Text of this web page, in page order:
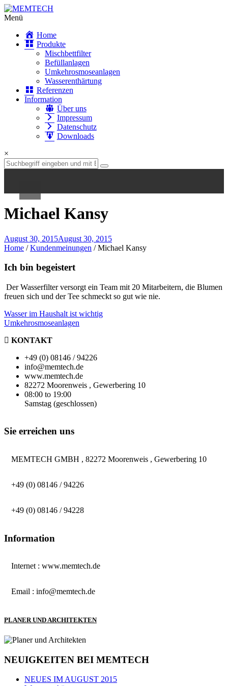
Menü
Home
Produkte
Mischbettfilter
Befüllanlagen
Umkehrosmoseanlagen
Wasserenthärtung
Referenzen
Information
Über uns
Impressum
Datenschutz
Downloads
×
Home
Produkte
Mischbettfilter
Befüllanlagen
Referenzen
Information
Über uns
Michael Kansy
August 30, 2015August 30, 2015
Home /Kundenmeinungen /Michael Kansy
Ich bin begeistert
Der Wasserfilter versorgt ein Team mit 20 Mitarbeitern, die Blumen
freuen sich und der Tee schmeckt so gut wie nie.
Beitragsnavigation
Wasser im Haushalt ist wichtig
Umkehrosmoseanlagen
KONTAKT
+49 (0) 08146 / 94226
info@memtech.de
www.memtech.de
82272 Moorenweis , Gewerbering 10
08:00 to 19:00
Samstag (geschlossen)
Sie erreichen uns
MEMTECH GMBH , 82272 Moorenweis , Gewerbering 10
+49 (0) 08146 / 94226
+49 (0) 08146 / 94228
Information
Internet : www.memtech.de
Email : info@memtech.de
PLANER UND ARCHITEKTEN
NEUIGKEITEN BEI MEMTECH
NEUES IM AUGUST 2015